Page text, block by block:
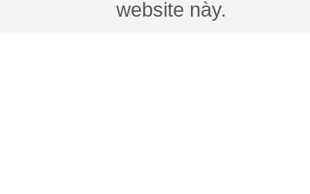
website này.